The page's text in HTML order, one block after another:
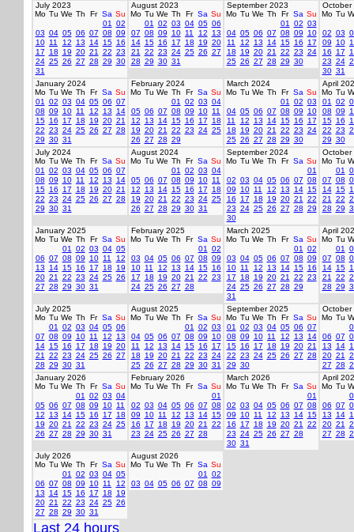
July 2023
Mo Tu We Th Fr Sa Su
01
02
03 04 05 06 07 08 09
10 11 12 13 14 15 16
17
18 19 20 21 22 23
24 25 26 27 28 29 30
31
August 2023
Mo Tu We Th Fr Sa Su
01
02 03 04 05 06
07 08 09 10 11 12
13
14 15 16 17 18 19 20
21
22 23 24 25 26 27
28 29 30 31
September 2023
Mo Tu We Th Fr Sa Su
01
02 03
04 05 06 07 08 09
10
11
12 13 14 15 16
17
18
19 20 21 22 23 24
25 26 27 28 29 30
October
Mo Tu
02 03
09
10
16
17
23 24
30 31
January 2024
Mo Tu We Th Fr Sa Su
01
02 03 04 05 06 07
08 09 10 11 12 13
14
15 16 17 18 19 20 21
22 23 24 25 26 27 28
29 30 31
February 2024
Mo Tu We Th Fr Sa Su
01
02 03 04
05 06 07 08 09 10 11
12
13 14 15 16 17
18
19 20 21 22 23 24 25
26 27 28 29
March 2024
Mo Tu We Th Fr Sa Su
01
02 03
04 05 06 07 08 09
10
11
12 13 14 15 16
17
18
19 20 21 22 23 24
25 26 27 28 29 30
April
Mo Tu
01
02
08 09
15 16
22 23
29 30
July 2024
Mo Tu We Th Fr Sa Su
01
02 03 04 05 06 07
08 09 10 11 12 13
14
15 16 17 18 19 20 21
22 23 24 25 26 27 28
29 30 31
August 2024
Mo Tu We Th Fr Sa Su
01
02 03 04
05 06 07 08 09 10 11
12
13 14 15 16 17
18
19 20 21 22 23 24 25
26 27 28 29 30 31
September 2024
Mo Tu We Th Fr Sa Su
01
02 03 04 05 06 07 08
09
10 11 12 13 14 15
16
17 18 19 20 21
22
23 24 25 26 27 28 29
30
October
Mo Tu
01
07 08
14 15
21
22
28 29
January 2025
Mo Tu We Th Fr Sa Su
01
02 03 04 05
06 07 08 09 10 11
12
13
14 15 16 17 18
19
20 21 22 23 24 25 26
27 28 29 30 31
February 2025
Mo Tu We Th Fr Sa Su
01
02
03 04 05 06 07 08 09
10 11 12 13 14 15 16
17
18 19 20 21 22 23
24 25 26 27 28
March 2025
Mo Tu We Th Fr Sa Su
01
02
03 04 05 06 07 08 09
10 11 12 13 14 15 16
17
18 19 20 21 22 23
24 25 26 27 28 29
31
April
Mo Tu
01
07 08
14 15
21
22
28 29
July 2025
Mo Tu We Th Fr Sa Su
01
02 03 04 05 06
07 08 09 10 11 12
13
14 15 16 17 18 19 20
21
22 23 24 25 26 27
28 29 30 31
August 2025
Mo Tu We Th Fr Sa Su
01
02 03
04 05 06 07 08 09
10
11
12 13 14 15 16
17
18
19 20 21 22 23 24
25 26 27 28 29 30 31
September 2025
Mo Tu We Th Fr Sa Su
01
02 03 04 05 06 07
08 09 10 11 12 13
14
15 16 17 18 19 20 21
22 23 24 25 26 27 28
29 30
October
Mo Tu
06 07
13
14
20 21
27 28
January 2026
Mo Tu We Th Fr Sa Su
01
02 03 04
05 06 07 08 09 10 11
12
13 14 15 16 17
18
19 20 21 22 23 24 25
26 27 28 29 30 31
February 2026
Mo Tu We Th Fr Sa Su
01
02 03 04 05 06 07 08
09
10 11 12 13 14 15
16
17 18 19 20 21
22
23 24 25 26 27 28
March 2026
Mo Tu We Th Fr Sa Su
01
02 03 04 05 06 07 08
09
10 11 12 13 14 15
16
17 18 19 20 21
22
23 24 25 26 27 28
30 31
April
Mo Tu
06 07
13
14
20 21
27 28
July 2026
Mo Tu We Th Fr Sa Su
01
02 03 04 05
06 07 08 09 10 11
12
13
14 15 16 17 18
19
20 21 22 23 24 25 26
27 28 29 30 31
August 2026
Mo Tu We Th Fr Sa Su
01
02
03 04 05 06 07 08 09
Last 24 hours